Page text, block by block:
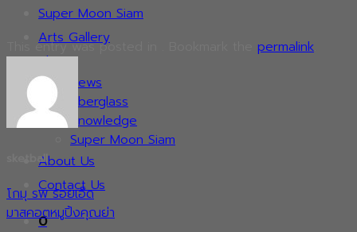
Super Moon Siam
Arts Gallery
Blog
News
Fiberglass
Knowledge
Super Moon Siam
About Us
Contact Us
0
This entry was posted in . Bookmark the permalink
sketball
โกมุ รพ ร้อยเอ็ด
มาสคอตหมูปิ้งคุณย่า